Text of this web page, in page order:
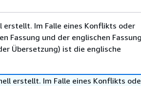
erstellt. Im Falle eines Konflikts oder
Fassung und der englischen Fassung
Übersetzung) ist die englische
erstellt. Im Falle eines Konflikts